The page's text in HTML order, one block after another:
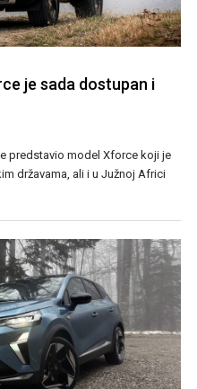
je sada dostupan i
predstavio model Xforce koji je
državama, ali i u Južnoj Africi